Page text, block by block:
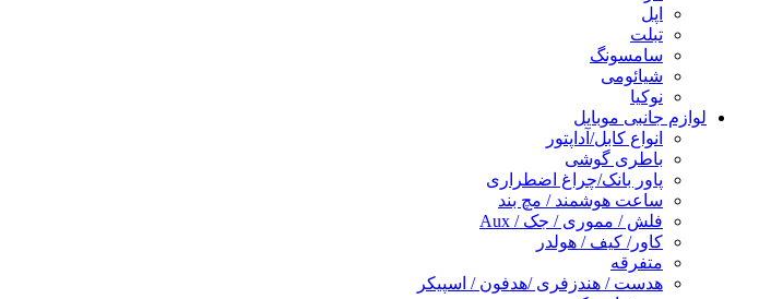
اپل
تبلت
سامسونگ
شیائومی
نوکیا
لوازم جانبی موبایل
انواع کابل/آداپتور
باطری گوشی
پاور بانک/چراغ اضطراری
ساعت هوشمند / مچ بند
فلش / مموری / جک / Aux
کاور/ کیف / هولدر
متفرقه
هدست / هندزفری /هدفون / اسپیکر